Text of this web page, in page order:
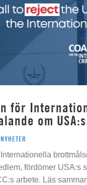
för
om
NYHETER
fördömer USA:s
arbete. Läs